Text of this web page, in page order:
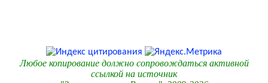
Любое копирование должно сопровождаться активной
ссылкой на источник